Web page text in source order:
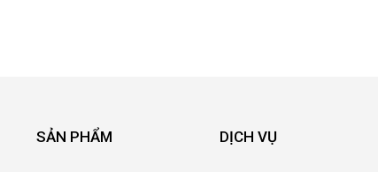
SẢN PHẨM DỊCH VỤ